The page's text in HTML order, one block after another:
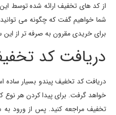
از کد های تخفیف ارائه شده توسط این
شما خواهیم گفت که چگونه می
برای خریدی مقرون به صرفه تر از این
دریافت کد
دریافت کد تخفیف پیندو بسیار ساده
خواهد گرفت. برای پیدا کردن هر
تخفیف مراجعه کنید. پس از ورود به